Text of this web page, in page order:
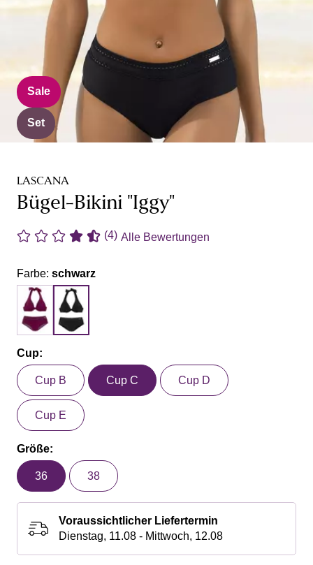
Sale
Set
LASCANA
Bügel-Bikini "Iggy"
(4) Alle Bewertungen
Farbe: schwarz
Cup:
Cup B Cup C Cup D
Cup E
Größe:
36 38
Voraussichtlicher Liefertermin
Dienstag, 11.08 - Mittwoch, 12.08